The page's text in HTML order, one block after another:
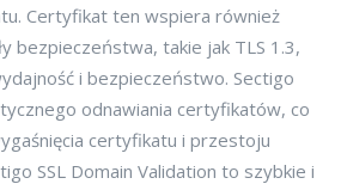
Certyfikat ten wspiera również
bezpieczeństwa, takie jak TLS 1.3,
i bezpieczeństwo. Sectigo
odnawiania certyfikatów, co
certyfikatu i przestoju
SSL Domain Validation to szybkie i